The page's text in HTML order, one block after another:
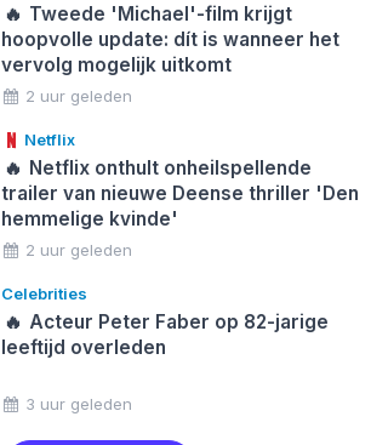
🔥 Tweede 'Michael'-film krijgt
hoopvolle update: dít is wanneer het
vervolg mogelijk uitkomt
2 uur geleden
Netflix
🔥 Netflix onthult onheilspellende
trailer van nieuwe Deense thriller 'Den
hemmelige kvinde'
2 uur geleden
Celebrities
🔥 Acteur Peter Faber op 82-jarige
leeftijd overleden
3 uur geleden